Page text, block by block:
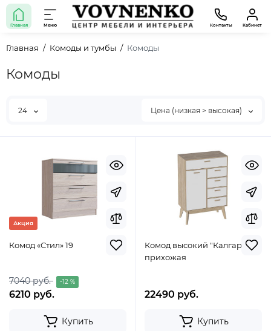
Главная Меню Контакты Кабинет
Главная Комоды и тумбы Комоды
Комоды
24 Цена (низкая > высокая)
Акция
Комод «Стил» 19
7040 руб. -12 %
6210 руб.
Купить
Комод высокий "Калгари"
прихожая
22490 руб.
Купить